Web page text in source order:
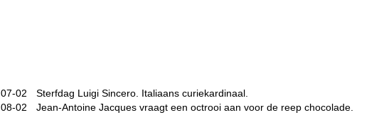
07-02
Sterfdag Luigi Sincero. Italiaans curiekardinaal.
08-02
Jean-Antoine Jacques vraagt een octrooi aan voor de reep chocolade.